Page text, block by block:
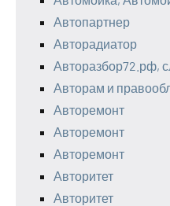
Автопартнер
Авторадиатор
Авторазбор72.рф,
Авторам и
Авторемонт
Авторемонт
Авторемонт
Авторитет
Авторитет